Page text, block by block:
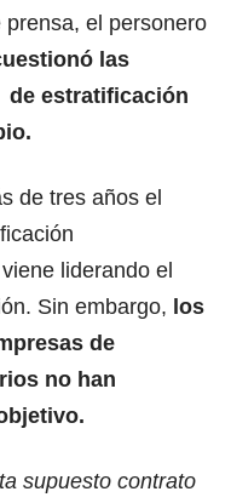
el personero
las
de estratificación
de tres años el
liderando el
Sin embargo, los
de
no han
supuesto contrato